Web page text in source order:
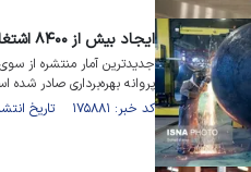
ایجاد بیش از ۸۴۰۰ اشتغال صنعتی در سال ۱۴۰۳
پروانه بهره‌برداری صادر شده
کد خبر: ۱۷۵۸۸۱ تاریخ انتشار : ۱۴۰۴/۰۴/۲۶